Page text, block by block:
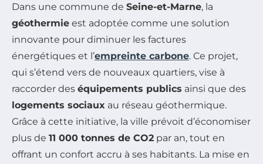
Dans une commune de Seine-et-Marne, la
géothermie est adoptée comme une solution
innovante pour diminuer les factures
énergétiques et l’empreinte carbone. Ce projet,
qui s’étend vers de nouveaux quartiers, vise à
raccorder des équipements publics ainsi que des
logements sociaux au réseau géothermique.
Grâce à cette initiative, la ville prévoit d’économiser
plus de 11 000 tonnes de CO2 par an, tout en
offrant un confort accru à ses habitants. La mise en